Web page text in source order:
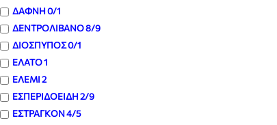
ΔΑΦΝΗ0/1
ΔΕΝΤΡΟΛΙΒΑΝΟ8/9
ΔΙΟΣΠΥΠΟΣ0/1
ΕΛΑΤΟ1
ΕΛΕΜΙ2
ΕΣΠΕΡΙΔΟΕΙΔΗ2/9
ΕΣΤΡΑΓΚΟΝ4/5